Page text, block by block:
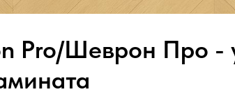
Pro/Шеврон Про -